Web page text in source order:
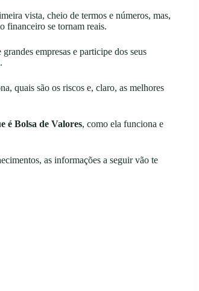
vista, cheio de termos e números, mas,
financeiro se tornam reais.
empresas e participe dos seus
quais são os riscos e, claro, as melhores
é Bolsa de Valores, como ela funciona e
as informações a seguir vão te